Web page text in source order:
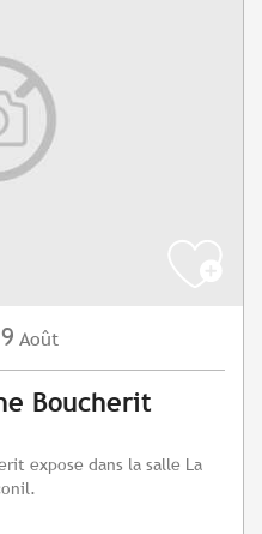
9 Août
Boucherit
expose dans la salle La